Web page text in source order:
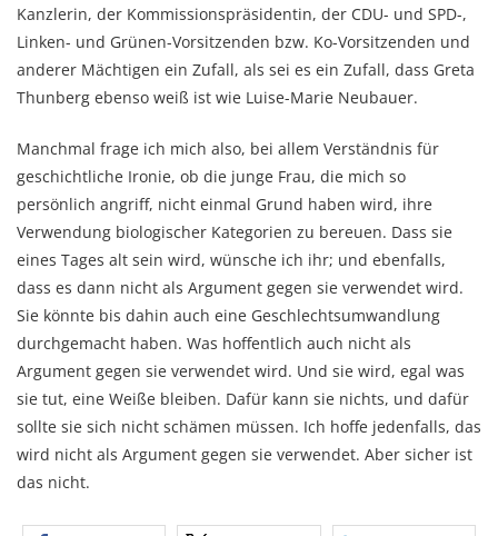
Kanzlerin, der Kommissionspräsidentin, der CDU- und SPD-,
Linken- und Grünen-Vorsitzenden bzw. Ko-Vorsitzenden und
anderer Mächtigen ein Zufall, als sei es ein Zufall, dass Greta
Thunberg ebenso weiß ist wie Luise-Marie Neubauer.
Manchmal frage ich mich also, bei allem Verständnis für
geschichtliche Ironie, ob die junge Frau, die mich so
persönlich angriff, nicht einmal Grund haben wird, ihre
Verwendung biologischer Kategorien zu bereuen. Dass sie
eines Tages alt sein wird, wünsche ich ihr; und ebenfalls,
dass es dann nicht als Argument gegen sie verwendet wird.
Sie könnte bis dahin auch eine Geschlechtsumwandlung
durchgemacht haben. Was hoffentlich auch nicht als
Argument gegen sie verwendet wird. Und sie wird, egal was
sie tut, eine Weiße bleiben. Dafür kann sie nichts, und dafür
sollte sie sich nicht schämen müssen. Ich hoffe jedenfalls, das
wird nicht als Argument gegen sie verwendet. Aber sicher ist
das nicht.